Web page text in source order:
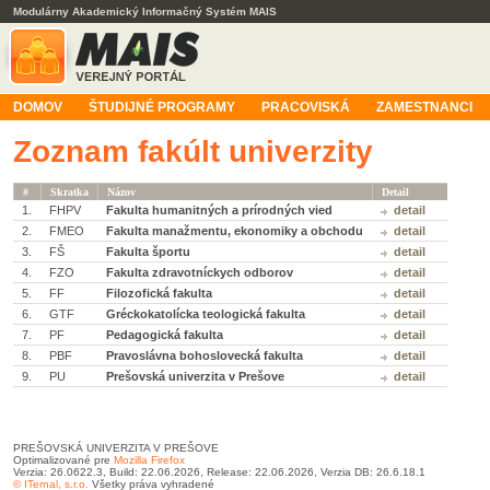
Modulárny Akademický Informačný Systém MAIS
DOMOV ŠTUDIJNÉ PROGRAMY PRACOVISKÁ ZAMESTNANCI
Zoznam fakúlt univerzity
# Skratka Názov Detail
1. FHPV Fakulta humanitných a prírodných vied
detail
2.
FMEO Fakulta manažmentu, ekonomiky a obchodu
detail
3.
FŠ Fakulta športu
detail
4.
FZO Fakulta zdravotníckych odborov
detail
5.
FF Filozofická fakulta
detail
6.
GTF Gréckokatolícka teologická fakulta
detail
7.
PF Pedagogická fakulta
detail
8.
PBF Pravoslávna bohoslovecká fakulta
detail
9.
PU Prešovská univerzita v Prešove detail
PREŠOVSKÁ UNIVERZITA V PREŠOVE
Optimalizované pre Mozilla Firefox
Verzia: 26.0622.3, Build: 22.06.2026, Release: 22.06.2026, Verzia DB: 26.6.18.1
© ITernal, s.r.o. Všetky práva vyhradené